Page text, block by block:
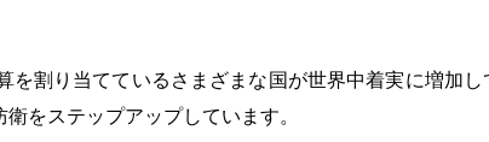
割り当てているさまざまな国が世界中着実に増加
をステップアップしています。